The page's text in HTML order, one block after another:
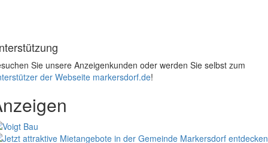
Sie unsere Anzeigenkunden oder werden Sie selbst zum
der Webseite markersdorf.de!